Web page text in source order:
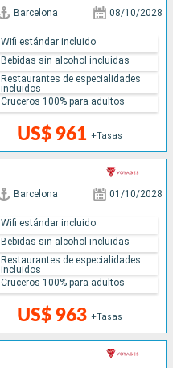
Barcelona 08/10/2028
US$ 961 +Tasas
Wifi estándar incluido
Bebidas sin alcohol incluidas
Restaurantes de especialidades
incluidos
Cruceros 100% para adultos
Barcelona 01/10/2028
US$ 963 +Tasas
Wifi estándar incluido
Bebidas sin alcohol incluidas
Restaurantes de especialidades
incluidos
Cruceros 100% para adultos